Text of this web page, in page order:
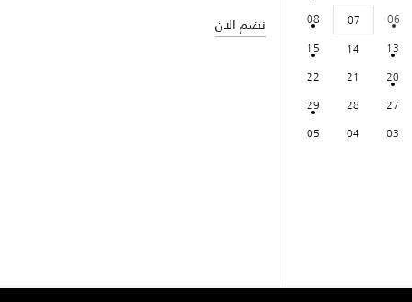
06
07
08
13
14
15
20
21
22
27
28
29
03
04
05
نضم الان